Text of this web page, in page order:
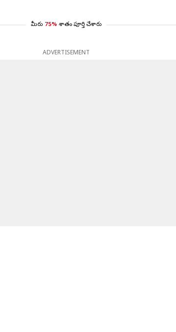
మీరు 75% శాతం పూర్తి చేశారు
ADVERTISEMENT